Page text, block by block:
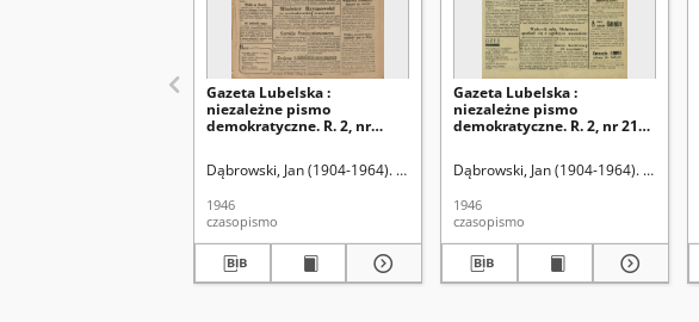
Gazeta Lubelska :
niezależne pismo
demokratyczne. R. 2, nr
Dąbrowski, Jan (1904-1964). Red
1946
czasopismo
Gazeta Lubelska :
niezależne pismo
demokratyczne. R. 2, nr 210
Dąbrowski, Jan (1904-1964). Red
1946
czasopismo